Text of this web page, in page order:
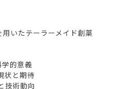
いたテーラーメイド創薬
的意義
と期待
術動向